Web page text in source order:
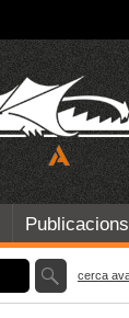
cerca